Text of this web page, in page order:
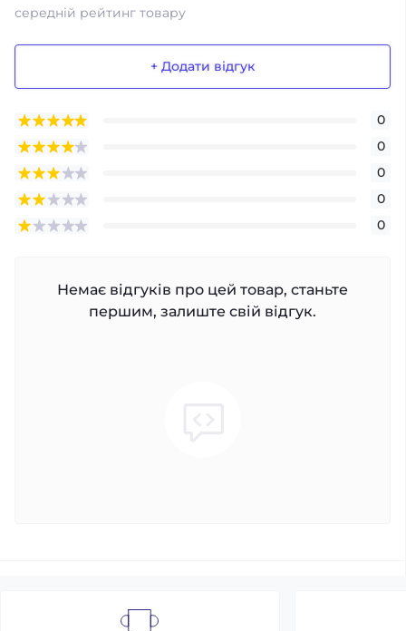
середній рейтинг товару
+ Додати відгук
0
0
0
0
0
Немає відгуків про цей товар, станьте
першим, залиште свій відгук.